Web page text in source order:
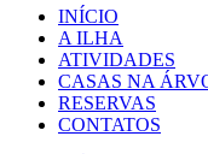
INÍCIO
A ILHA
ATIVIDADES
CASAS NA
RESERVAS
CONTATOS